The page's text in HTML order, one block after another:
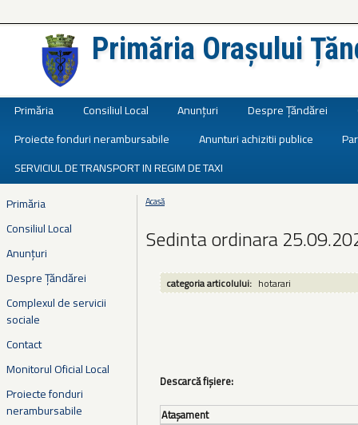
Primăria Orașului
Primăria Consiliul Local Anunțuri Despre Țăndărei
Proiecte fonduri nerambursabile
Anunturi achizitii publice
SERVICIUL DE TRANSPORT IN REGIM DE TAXI
Primăria
Consiliul Local
Anunțuri
Despre Țăndărei
Complexul de servicii
sociale
Contact
Monitorul Oficial Local
Proiecte fonduri
nerambursabile
Eşti aici
Acasă
Sedinta ordinara
categoria articolului: hotarari
Descarcă fișiere:
Ataşament